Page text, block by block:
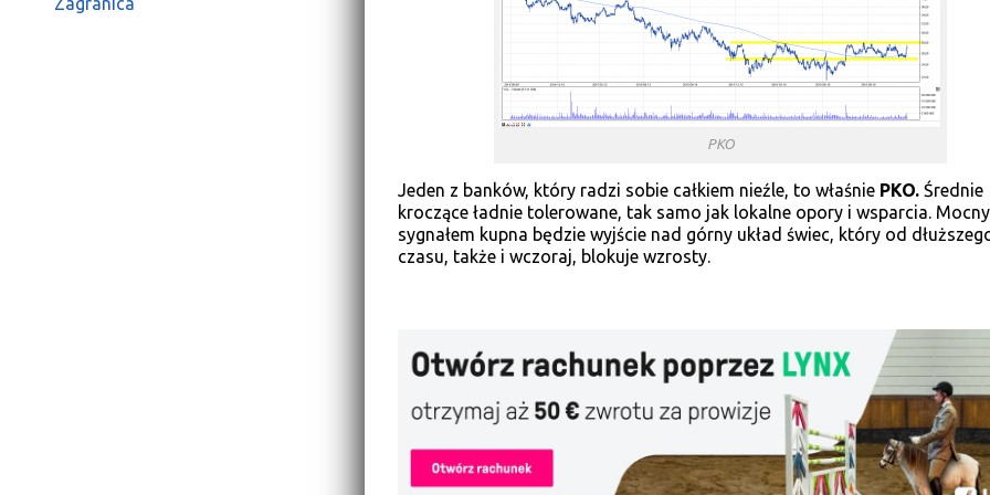
PKO
Jeden z banków, który radzi sobie całkiem nieźle, to właśnie PKO.Średnie
kroczące ładnie tolerowane, tak samo jak lokalne opory i wsparcia.
sygnałem kupna będzie wyjście nad górny układ świec, który od
czasu, także i wczoraj, blokuje wzrosty.